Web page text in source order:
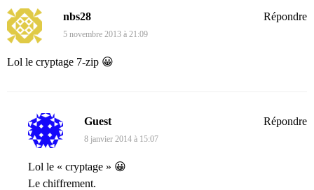
nbs28
5 novembre 2013 à 21:09
Lol le cryptage 7-zip 😀
Répondre
Guest
8 janvier 2014 à 15:07
Lol le « cryptage » 😀
Le chiffrement.
Répondre